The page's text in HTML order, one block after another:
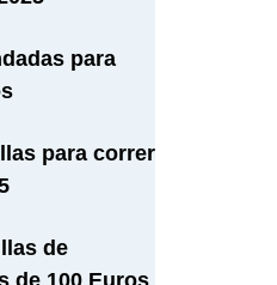
para
para correr
de
de 100 Euros